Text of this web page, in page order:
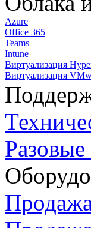
Azure
Office 365
Teams
Intune
Виртуализация
Виртуализация
Разовые